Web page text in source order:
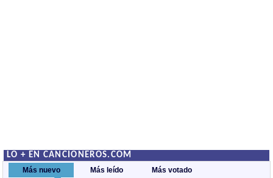
LO + EN CANCIONEROS.COM
Más nuevo Más leído Más votado